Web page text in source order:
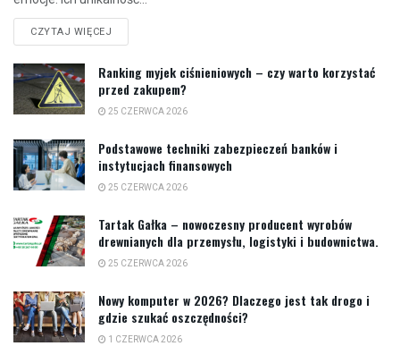
CZYTAJ WIĘCEJ
Ranking myjek ciśnieniowych – czy warto korzystać
przed zakupem?
25 CZERWCA 2026
Podstawowe techniki zabezpieczeń banków i
instytucjach finansowych
25 CZERWCA 2026
Tartak Gałka – nowoczesny producent wyrobów
drewnianych dla przemysłu, logistyki i budownictwa.
25 CZERWCA 2026
Nowy komputer w 2026? Dlaczego jest tak drogo i
gdzie szukać oszczędności?
1 CZERWCA 2026